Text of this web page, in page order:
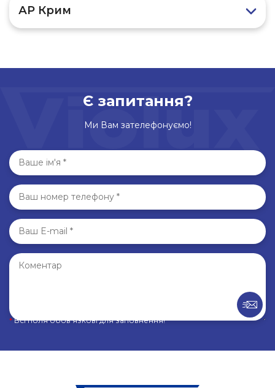
АР Крим
Є запитання?
Ми Вам зателефонуємо!
*Всі поля обов’язкові для заповнення!